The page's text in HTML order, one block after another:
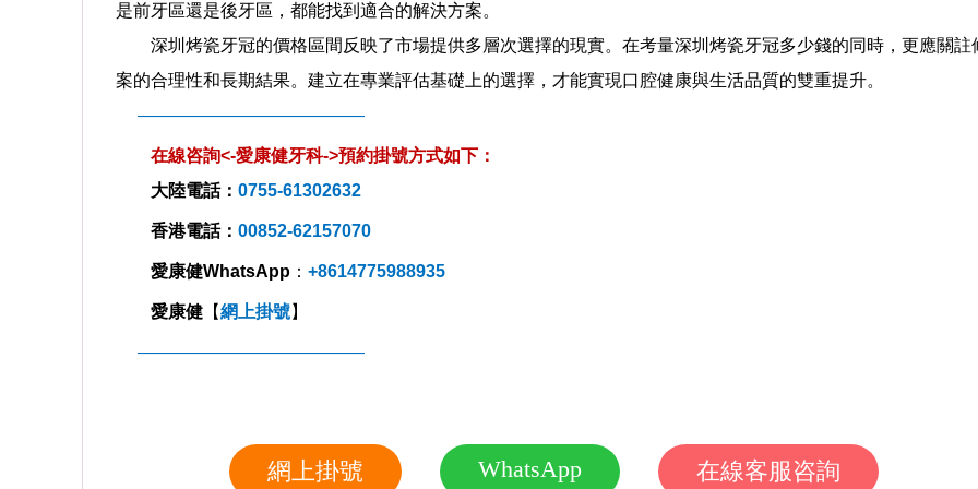
是前牙區還是後牙區，都能找到適合的解決方案。
深圳烤瓷牙冠的價格區間反映了市場提供多層次選擇的現實。在考量深圳烤瓷牙冠多少錢的同時，更應關註
案的合理性和長期結果。建立在專業評估基礎上的選擇，才能實現口腔健康與生活品質的雙重提升。
—————————————
在線咨詢<-愛康健牙科->預約掛號方式如下：
大陸電話： 0755-61302632
香港電話： 00852-62157070
愛康健WhatsApp： +8614775988935
愛康健【網上掛號】
—————————————
網上掛號 WhatsApp 在線客服咨詢